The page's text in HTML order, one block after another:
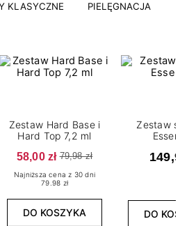
KLASYCZNE PIELĘGNACJA
Zestaw Hard Base i
Hard Top 7,2 ml
58,00 zł 79,98 zł
Najniższa cena z 30 dni
79.98 zł
DO KOSZYKA
Zestaw
DO